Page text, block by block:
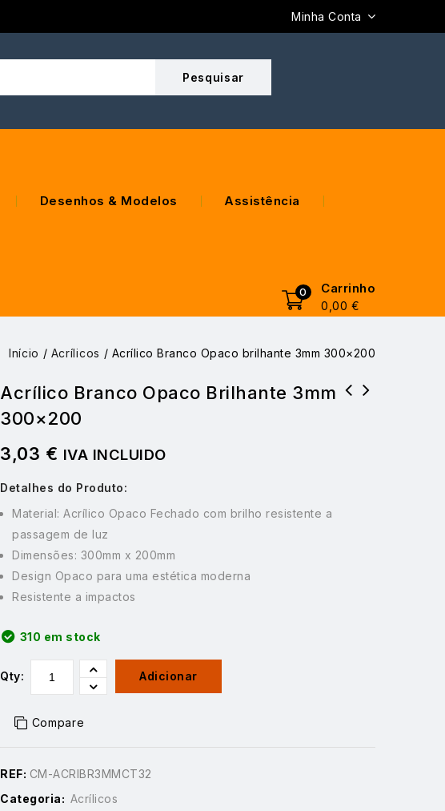
Minha Conta
Desenhos & Modelos Assistência
0 Carrinho
0,00 €
Início / Acrílicos / Acrílico Branco Opaco brilhante 3mm 300×200
Acrílico Branco Opaco Brilhante 3mm
300×200
3,03 € IVA INCLUIDO
Detalhes do Produto:
Material: Acrílico Opaco Fechado com brilho resistente a
passagem de luz
Dimensões: 300mm x 200mm
Design Opaco para uma estética moderna
Resistente a impactos
310 em stock
Qty: Adicionar
Compare
REF: CM-ACRIBR3MMCT32
Categoria: Acrílicos